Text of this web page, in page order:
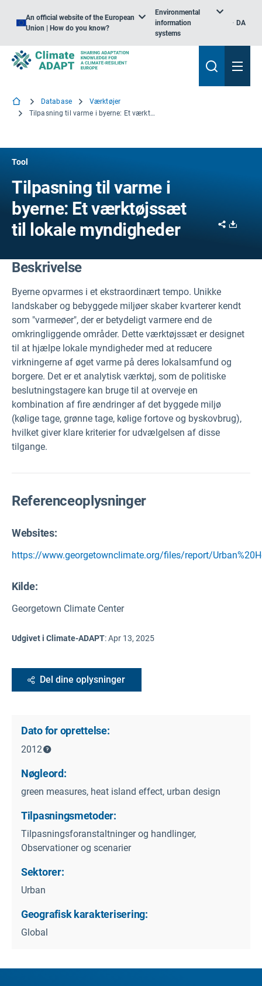
An official website of the European
Union | How do you know?
Environmental
information
systems
DA
Database
Værktøjer
Tilpasning til varme i byerne: Et værktøjssæt til lokale myndigheder
Tool
Tilpasning til varme i
byerne: Et værktøjssæt
til lokale myndigheder
Share
Beskrivelse
Byerne opvarmes i et ekstraordinært tempo. Unikke
landskaber og bebyggede miljøer skaber kvarterer kendt
som "varmeøer", der er betydeligt varmere end de
omkringliggende områder. Dette værktøjssæt er designet
til at hjælpe lokale myndigheder med at reducere
virkningerne af øget varme på deres lokalsamfund og
borgere. Det er et analytisk værktøj, som de politiske
beslutningstagere kan bruge til at overveje en
kombination af fire ændringer af det byggede miljø
(kølige tage, grønne tage, kølige fortove og byskovbrug),
hvilket giver klare kriterier for udvælgelsen af disse
tilgange.
Referenceoplysninger
Websites:
https://www.georgetownclimate.org/files/report/
Kilde:
Georgetown Climate Center
Udgivet i Climate-ADAPT:Apr 13, 2025
Del dine oplysninger
Dato for oprettelse:
2012
Nøgleord:
green measures, heat island effect, urban design
Tilpasningsmetoder:
Tilpasningsforanstaltninger og handlinger,
Observationer og scenarier
Sektorer:
Urban
Geografisk karakterisering:
Global